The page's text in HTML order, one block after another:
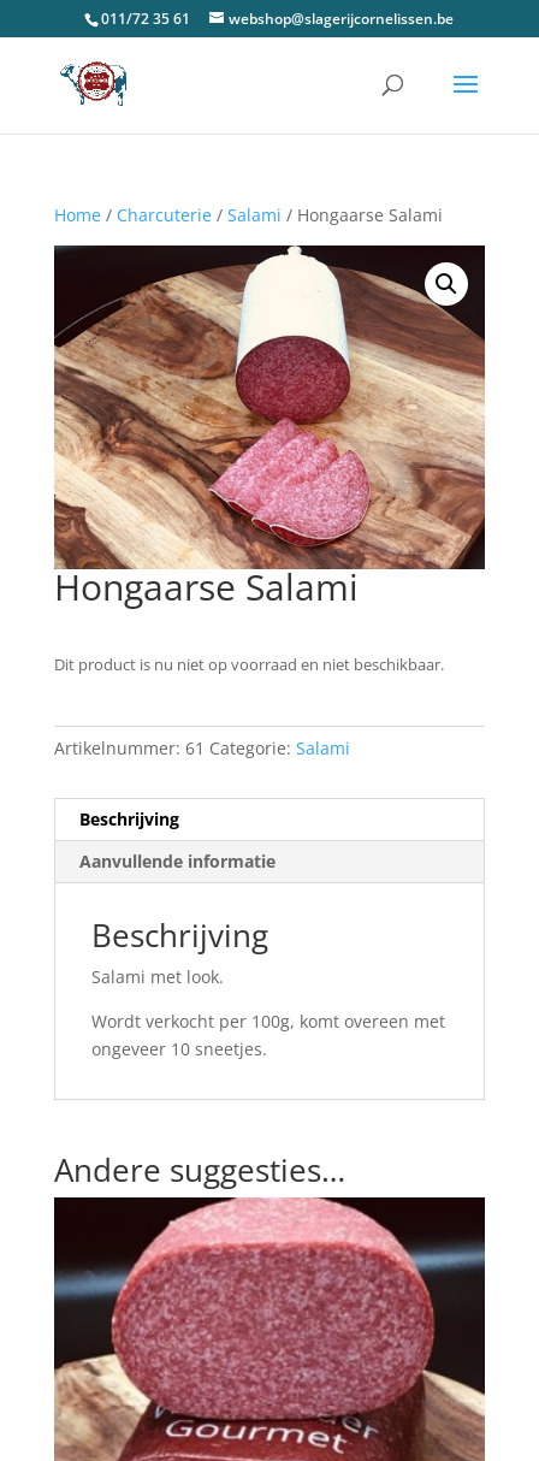
011/72 35 61 webshop@slagerijcornelissen.be
Home/ Charcuterie/ Salami / Hongaarse Salami
Hongaarse Salami
Dit product is nu niet op voorraad en niet beschikbaar.
Artikelnummer: 61 Categorie: Salami
Beschrijving
Aanvullende informatie
Beschrijving
Salami met look.
Wordt verkocht per 100g, komt overeen met
ongeveer 10 sneetjes.
Andere suggesties…